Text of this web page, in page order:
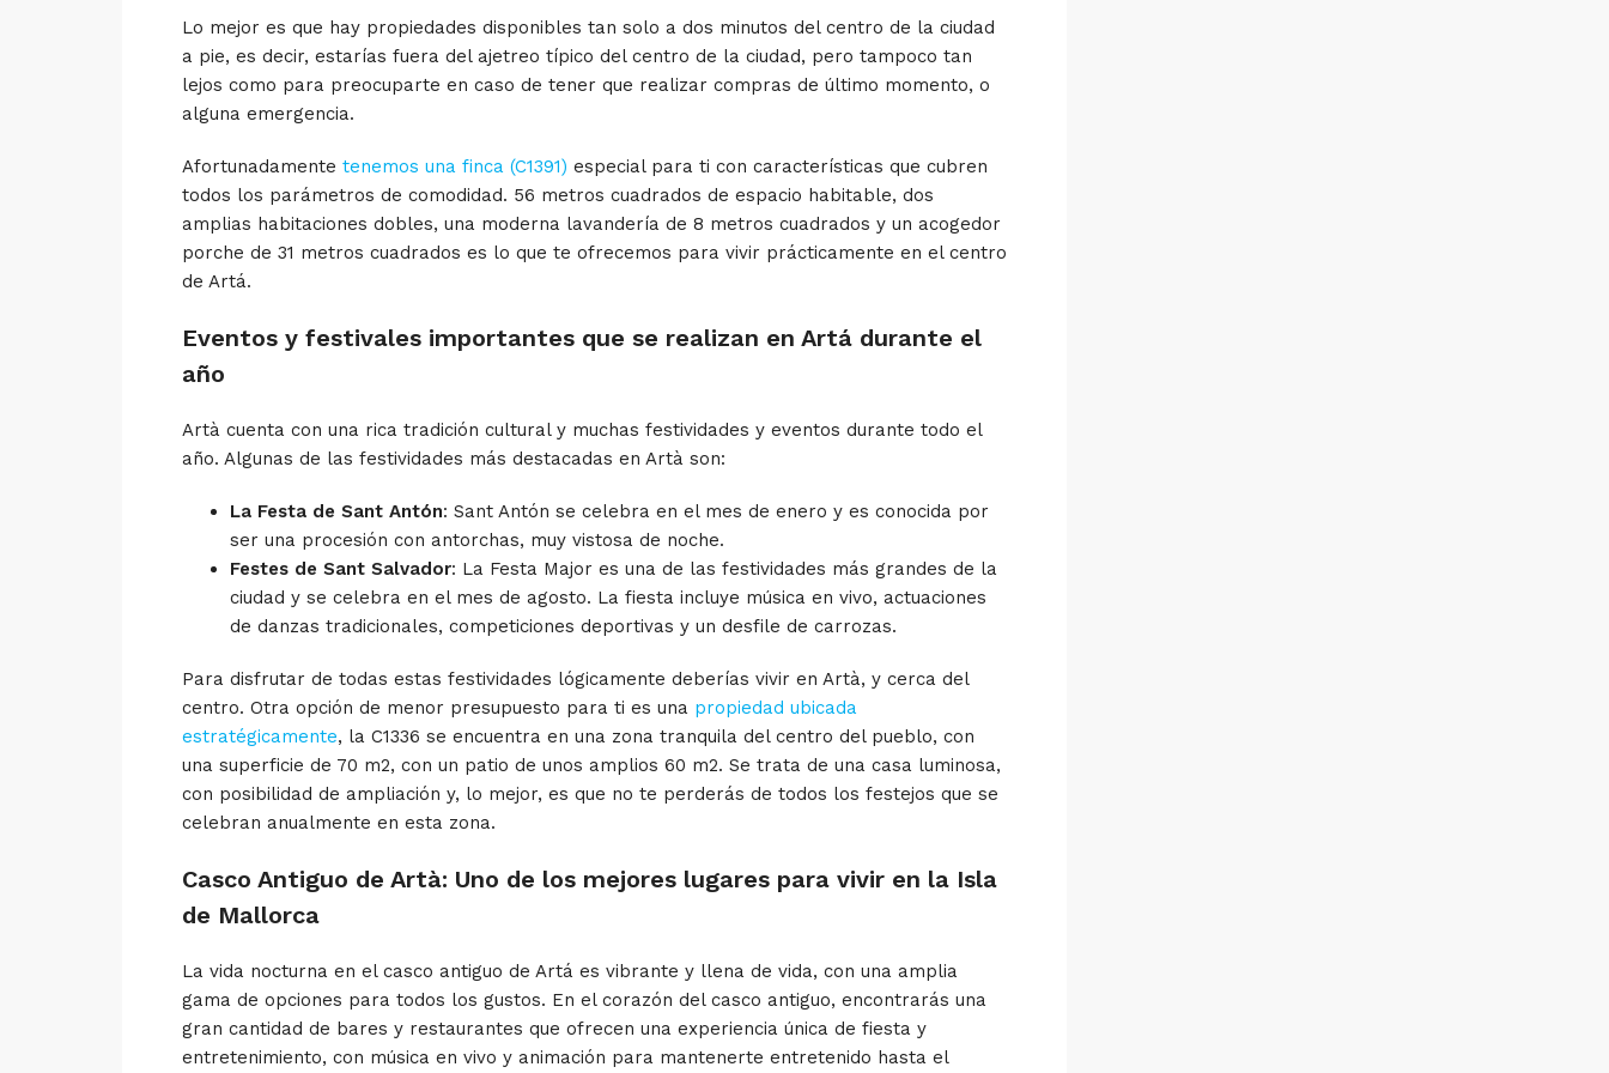
Lo mejor es que hay propiedades disponibles tan solo a dos minutos del centro de la ciudad
a pie, es decir, estarías fuera del ajetreo típico del centro de la ciudad, pero tampoco tan
lejos como para preocuparte en caso de tener que realizar compras de último momento, o
alguna emergencia.
Afortunadamente tenemos una finca (C1391) especial para ti con características que cubren
todos los parámetros de comodidad. 56 metros cuadrados de espacio habitable, dos
amplias habitaciones dobles, una moderna lavandería de 8 metros cuadrados y un acogedor
porche de 31 metros cuadrados es lo que te ofrecemos para vivir prácticamente en el centro
de Artá.
Eventos y festivales importantes que se realizan en Artá durante el
año
Artà cuenta con una rica tradición cultural y muchas festividades y eventos durante todo el
año. Algunas de las festividades más destacadas en Artà son:
La Festa de Sant Antón: Sant Antón se celebra en el mes de enero y es conocida por
ser una procesión con antorchas, muy vistosa de noche.
Festes de Sant Salvador: La Festa Major es una de las festividades más grandes de la
ciudad y se celebra en el mes de agosto. La fiesta incluye música en vivo, actuaciones
de danzas tradicionales, competiciones deportivas y un desfile de carrozas.
Para disfrutar de todas estas festividades lógicamente deberías vivir en Artà, y cerca del
centro. Otra opción de menor presupuesto para ti es una propiedad ubicada
estratégicamente, la C1336 se encuentra en una zona tranquila del centro del pueblo, con
una superficie de 70 m2, con un patio de unos amplios 60 m2. Se trata de una casa luminosa,
con posibilidad de ampliación y, lo mejor, es que no te perderás de todos los festejos que se
celebran anualmente en esta zona.
Casco Antiguo de Artà: Uno de los mejores lugares para vivir en la Isla
de Mallorca
La vida nocturna en el casco antiguo de Artá es vibrante y llena de vida, con una amplia
gama de opciones para todos los gustos. En el corazón del casco antiguo, encontrarás una
gran cantidad de bares y restaurantes que ofrecen una experiencia única de fiesta y
entretenimiento, con música en vivo y animación para mantenerte entretenido hasta el